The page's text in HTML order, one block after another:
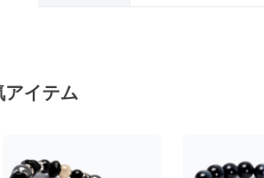
イテム